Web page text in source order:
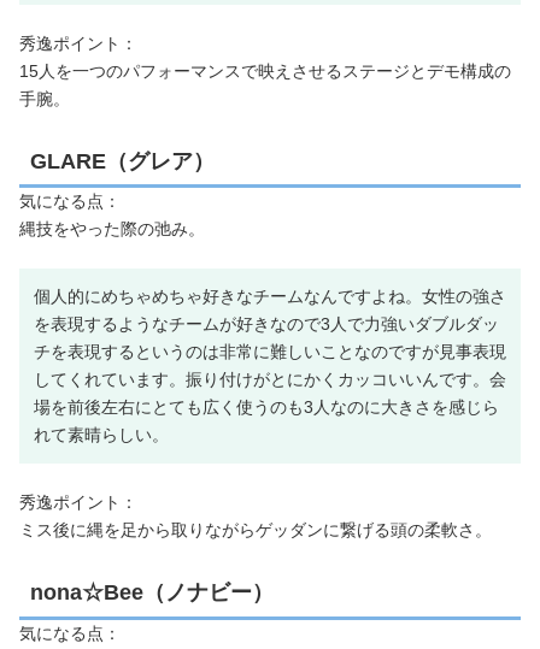
秀逸ポイント：
15人を一つのパフォーマンスで映えさせるステージとデモ構成の
手腕。
GLARE（グレア）
気になる点：
縄技をやった際の弛み。
個人的にめちゃめちゃ好きなチームなんですよね。女性の強さ
を表現するようなチームが好きなので3人で力強いダブルダッ
チを表現するというのは非常に難しいことなのですが見事表現
してくれています。振り付けがとにかくカッコいいんです。会
場を前後左右にとても広く使うのも3人なのに大きさを感じら
れて素晴らしい。
秀逸ポイント：
ミス後に縄を足から取りながらゲッダンに繋げる頭の柔軟さ。
nona☆Bee（ノナビー）
気になる点：